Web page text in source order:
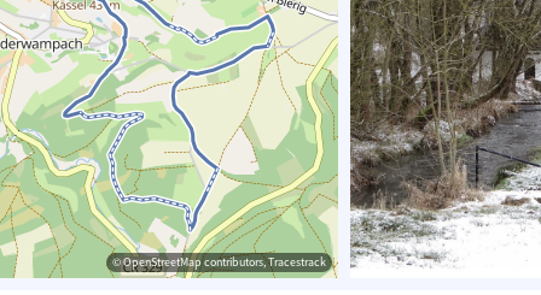
© OpenStreetMap contributors, Tracestrack